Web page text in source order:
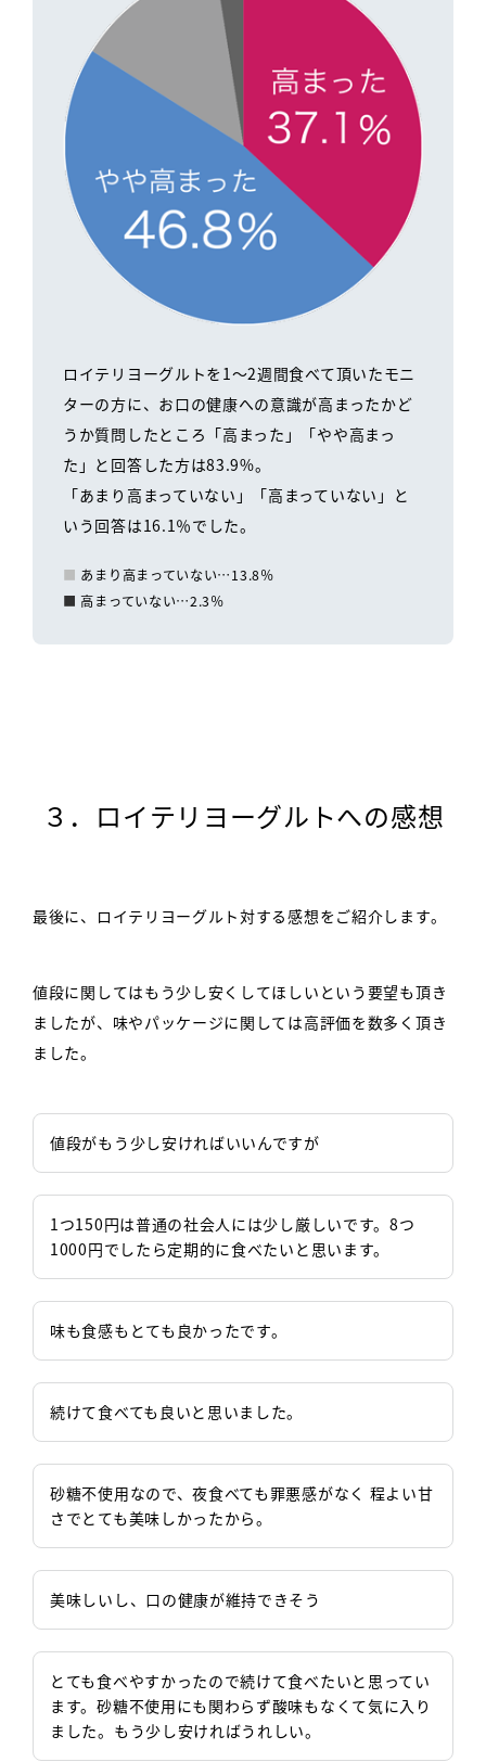
ロイテリヨーグルトを1～2週間食べて頂いたモニ
ターの方に、お口の健康への意識が高まったかど
うか質問したところ「高まった」「やや高まっ
た」と回答した方は83.9%。
「あまり高まっていない」「高まっていない」と
いう回答は16.1％でした。
あまり高まっていない…13.8％
高まっていない…2.3％
３．ロイテリヨーグルトへの感想
最後に、ロイテリヨーグルト対する感想をご紹介します。
値段に関してはもう少し安くしてほしいという要望も頂き
ましたが、味やパッケージに関しては高評価を数多く頂き
ました。
値段がもう少し安ければいいんですが
1つ150円は普通の社会人には少し厳しいです。8つ
1000円でしたら定期的に食べたいと思います。
味も食感もとても良かったです。
続けて食べても良いと思いました。
砂糖不使用なので、夜食べても罪悪感がなく 程よい甘
さでとても美味しかったから。
美味しいし、口の健康が維持できそう
とても食べやすかったので続けて食べたいと思ってい
ます。砂糖不使用にも関わらず酸味もなくて気に入り
ました。もう少し安ければうれしい。